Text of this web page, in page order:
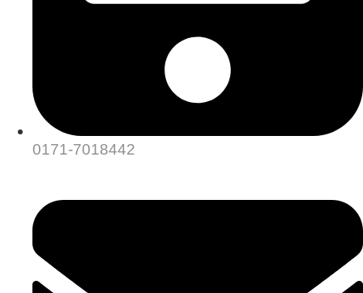
0171-7018442